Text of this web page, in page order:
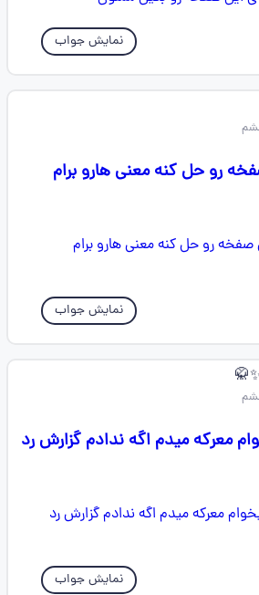
نمایش جواب
رو حل کنه معنی هارو برام
نمایش جواب
معرکه میدم اگه ندادم گزارش رد
نمایش جواب